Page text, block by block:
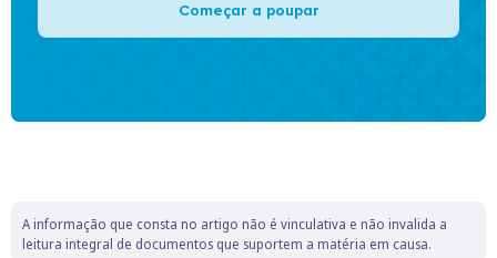
Começar a poupar
A informação que consta no artigo não é vinculativa e não invalida a
leitura integral de documentos que suportem a matéria em causa.